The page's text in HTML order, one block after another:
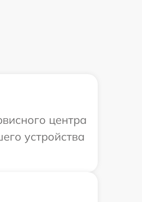
центра
устройства